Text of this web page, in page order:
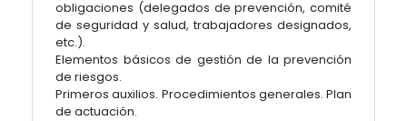
obligaciones (delegados de prevención, comité
de seguridad y salud, trabajadores designados,
etc.).
Elementos básicos de gestión de la prevención
de riesgos.
Primeros auxilios. Procedimientos generales. Plan
de actuación.